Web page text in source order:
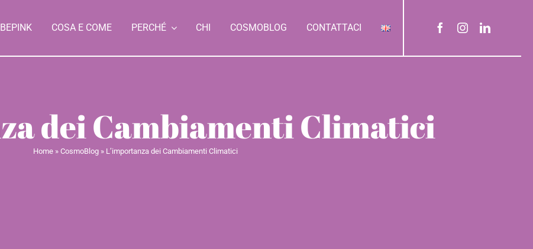
COSA E COME PERCHÉ CHI COSMOBLOG CONTATTACI
dei Cambiamenti Climatici
Home » CosmoBlog » L’importanza dei Cambiamenti Climatici